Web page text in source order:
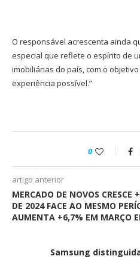
O responsável acrescenta ainda
especial que reflete o espírito de
imobiliárias do país, com o
experiência possível.”
0
artigo anterior
MERCADO DE NOVOS
DE 2024 FACE AO MESMO
AUMENTA +6,7% EM MARÇO
Samsung